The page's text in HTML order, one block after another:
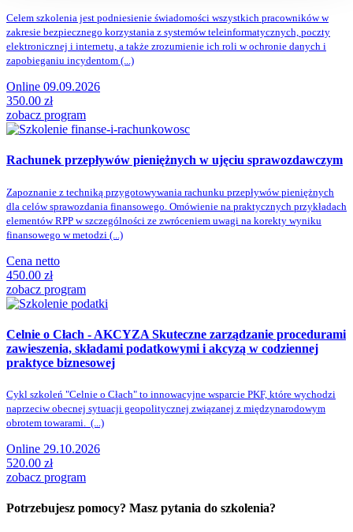
Celem szkolenia jest podniesienie świadomości wszystkich pracowników w
zakresie bezpiecznego korzystania z systemów teleinformatycznych, poczty
elektronicznej i internetu, a także zrozumienie ich roli w ochronie danych i
zapobieganiu incydentom (...)
Online 09.09.2026
350.00 zł
zobacz program
Rachunek przepływów pieniężnych w ujęciu sprawozdawczym
Zapoznanie z techniką przygotowywania rachunku przepływów pieniężnych
dla celów sprawozdania finansowego. Omówienie na praktycznych przykładach
elementów RPP w szczególności ze zwróceniem uwagi na korekty wyniku
finansowego w metodzi (...)
Cena netto
450.00 zł
zobacz program
Celnie o Cłach - AKCYZA Skuteczne zarządzanie procedurami
zawieszenia, składami podatkowymi i akcyzą w codziennej
praktyce biznesowej
Cykl szkoleń "Celnie o Cłach" to innowacyjne wsparcie PKF, które wychodzi
naprzeciw obecnej sytuacji geopolitycznej związanej z międzynarodowym
obrotem towarami. (...)
Online 29.10.2026
520.00 zł
zobacz program
Potrzebujesz pomocy? Masz pytania do szkolenia?